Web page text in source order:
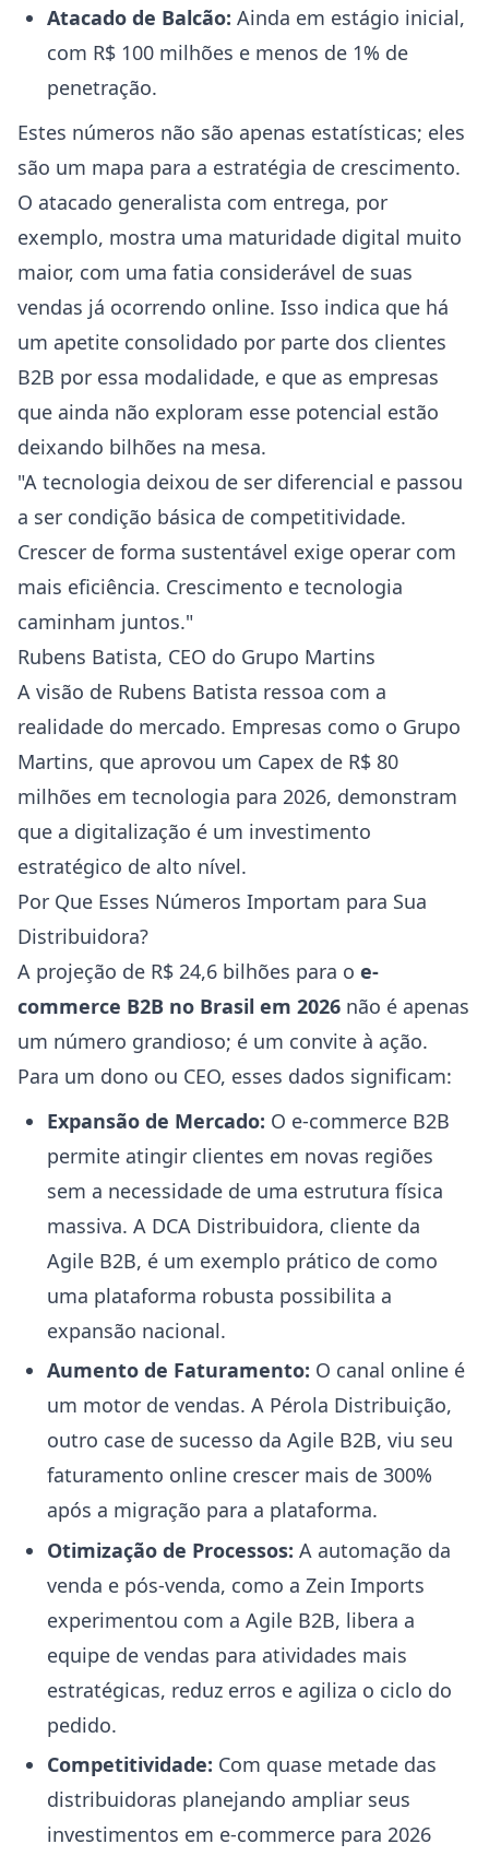
Atacado de Balcão: Ainda em estágio inicial,
com R$ 100 milhões e menos de 1% de
penetração.
Estes números não são apenas estatísticas; eles
são um mapa para a estratégia de crescimento.
O atacado generalista com entrega, por
exemplo, mostra uma maturidade digital muito
maior, com uma fatia considerável de suas
vendas já ocorrendo online. Isso indica que há
um apetite consolidado por parte dos clientes
B2B por essa modalidade, e que as empresas
que ainda não exploram esse potencial estão
deixando bilhões na mesa.
"A tecnologia deixou de ser diferencial e passou
a ser condição básica de competitividade.
Crescer de forma sustentável exige operar com
mais eficiência. Crescimento e tecnologia
caminham juntos."
Rubens Batista, CEO do Grupo Martins
A visão de Rubens Batista ressoa com a
realidade do mercado. Empresas como o Grupo
Martins, que aprovou um Capex de R$ 80
milhões em tecnologia para 2026, demonstram
que a digitalização é um investimento
estratégico de alto nível.
Por Que Esses Números Importam para Sua
Distribuidora?
A projeção de R$ 24,6 bilhões para o e-
commerce B2B no Brasil em 2026 não é apenas
um número grandioso; é um convite à ação.
Para um dono ou CEO, esses dados significam:
Expansão de Mercado: O e-commerce B2B
permite atingir clientes em novas regiões
sem a necessidade de uma estrutura física
massiva. A DCA Distribuidora, cliente da
Agile B2B, é um exemplo prático de como
uma plataforma robusta possibilita a
expansão nacional.
Aumento de Faturamento: O canal online é
um motor de vendas. A Pérola Distribuição,
outro case de sucesso da Agile B2B, viu seu
faturamento online crescer mais de 300%
após a migração para a plataforma.
Otimização de Processos: A automação da
venda e pós-venda, como a Zein Imports
experimentou com a Agile B2B, libera a
equipe de vendas para atividades mais
estratégicas, reduz erros e agiliza o ciclo do
pedido.
Competitividade: Com quase metade das
distribuidoras planejando ampliar seus
investimentos em e-commerce para 2026